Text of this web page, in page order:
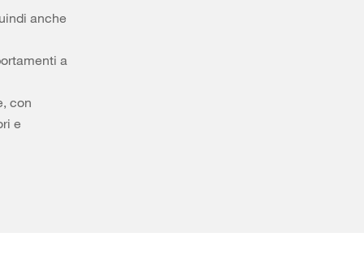
anche
a
con
e